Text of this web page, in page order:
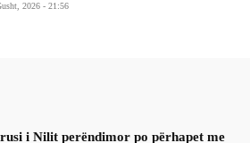
2026 - 21:56
i Nilit perëndimor po përhapet me